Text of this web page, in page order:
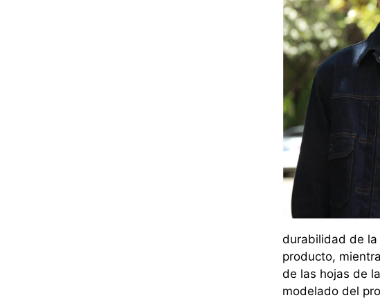
durabilidad de la
producto,
de las hojas de
modelado del